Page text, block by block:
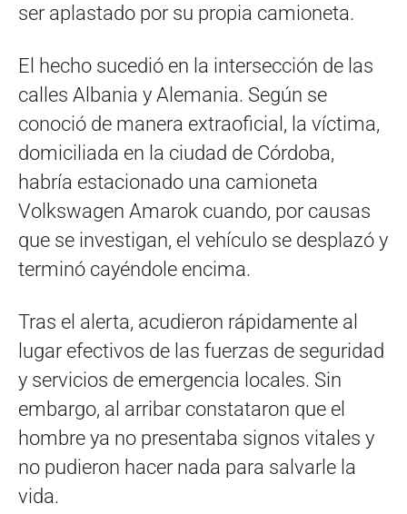
ser aplastado por su propia camioneta.
El hecho sucedió en la intersección de las
calles Albania y Alemania. Según se
conoció de manera extraoficial, la víctima,
domiciliada en la ciudad de Córdoba,
habría estacionado una camioneta
Volkswagen Amarok cuando, por causas
que se investigan, el vehículo se desplazó y
terminó cayéndole encima.
Tras el alerta, acudieron rápidamente al
lugar efectivos de las fuerzas de seguridad
y servicios de emergencia locales. Sin
embargo, al arribar constataron que el
hombre ya no presentaba signos vitales y
no pudieron hacer nada para salvarle la
vida.